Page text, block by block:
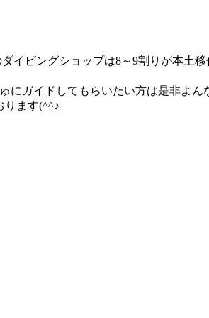
イビングショップは8～9割りが本土
ガイドしてもらいたい方は是非よ
ります(^^♪